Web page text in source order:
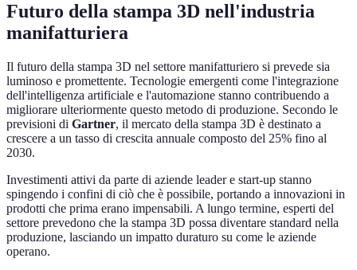
Futuro della stampa 3D nell'industria
manifatturiera
Il futuro della stampa 3D nel settore manifatturiero si prevede sia
luminoso e promettente. Tecnologie emergenti come l'integrazione
dell'intelligenza artificiale e l'automazione stanno contribuendo a
migliorare ulteriormente questo metodo di produzione. Secondo le
previsioni di Gartner, il mercato della stampa 3D è destinato a
crescere a un tasso di crescita annuale composto del 25% fino al
2030.
Investimenti attivi da parte di aziende leader e start-up stanno
spingendo i confini di ciò che è possibile, portando a innovazioni in
prodotti che prima erano impensabili. A lungo termine, esperti del
settore prevedono che la stampa 3D possa diventare standard nella
produzione, lasciando un impatto duraturo su come le aziende
operano.